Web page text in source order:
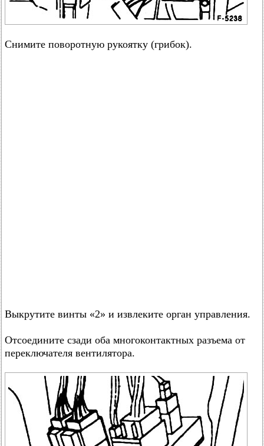
Снимите поворотную рукоятку (грибок).
Выкрутите винты «2» и извлеките орган управления.
Отсоедините сзади оба многоконтактных разъема от
переключателя вентилятора.